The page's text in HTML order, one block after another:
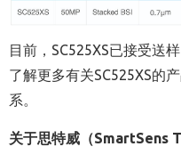
目前， SC525XS已接受送
了解更多有关SC525XS的
系。
关于思特威（SmartSens